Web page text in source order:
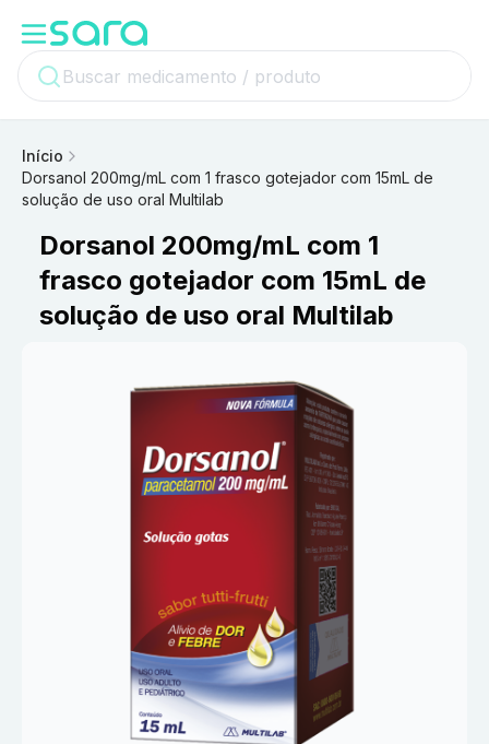
Início
Dorsanol 200mg/mL com 1 frasco gotejador com 15mL de
solução de uso oral Multilab
Dorsanol 200mg/mL com 1
frasco gotejador com 15mL de
solução de uso oral Multilab